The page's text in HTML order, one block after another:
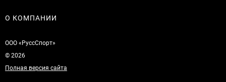
О КОМПАНИИ
ООО «РуссСпорт»
© 2026
Полная версия сайта